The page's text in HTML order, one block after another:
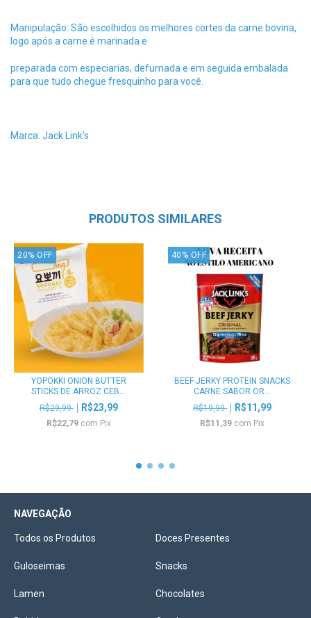
Manipulação: São escolhidos os melhores cortes da carne bovina,
logo após a carne é marinada e
preparada com especiarias, defumada e em seguida embalada
para que tudo chegue fresquinho para você.
Marca: Jack Link's
PRODUTOS SIMILARES
20%OFF
YOPOKKI ONION BUTTER
STICKS DE ARROZ CEB...
R$29,99
R$23,99
R$22,79 com Pix
40 % OFF
BEEF JERKY PROTEIN SNACKS
CARNE SABOR OR...
R$19,99
R$11,99
R$11,39 com Pix
NAVEGAÇÃO
Todos os Produtos Doces Presentes
Guloseimas Snacks
Lamen Chocolates